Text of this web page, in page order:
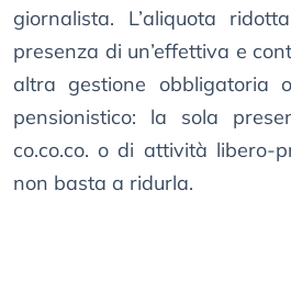
giornalista. L’aliquota
presenza di un’effettiva e
altra gestione obbligatoria
pensionistico: la sola
co.co.co. o di attività libero-
non basta a ridurla.